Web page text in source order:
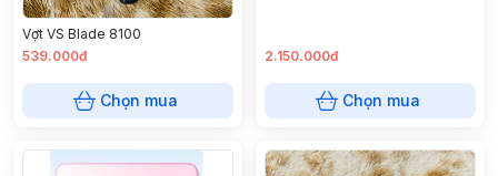
Vợt VS Blade 8100
539.000đ
Chọn mua
2.150.000đ
Chọn mua